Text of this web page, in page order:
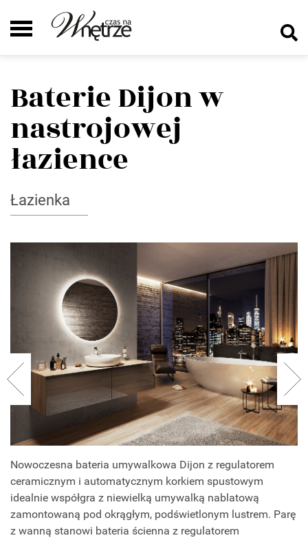
Baterie Dijon w
nastrojowej
łazience
Łazienka
Nowoczesna bateria umywalkowa Dijon z regulatorem
ceramicznym i automatycznym korkiem spustowym
idealnie współgra z niewielką umywalką nablatową
zamontowaną pod okrągłym, podświetlonym lustrem. Parę
z wanną stanowi bateria ścienna z regulatorem